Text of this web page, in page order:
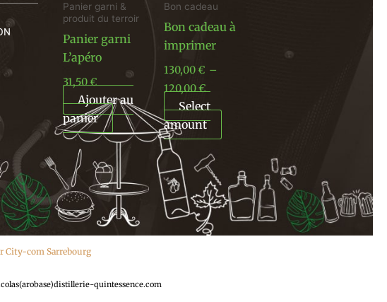
Panier garni &
produit du terroir
Panier garni
L’apéro
31,50€
Ajouter au
panier
Bon cadeau
Bon cadeau à
imprimer
130,00€ –
120,00€
Select
amount
City-com Sarrebourg
quintessence.com